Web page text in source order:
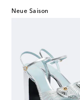
Neue Saison